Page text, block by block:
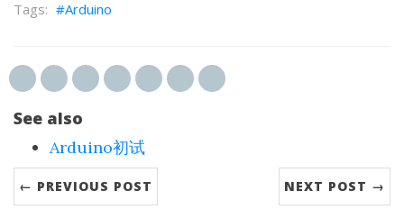
Arduino
See also
Arduino初试
← PREVIOUS POST NEXT POST →